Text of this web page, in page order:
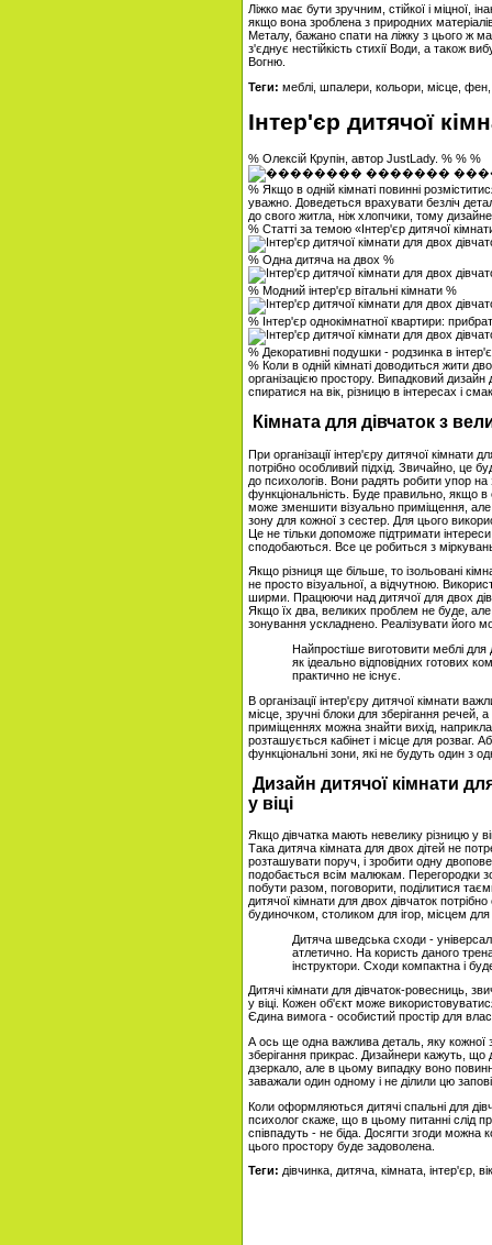
Ліжко має бути зручним, стійкої і міцної,
якщо вона зроблена з природних
Металу, бажано спати на ліжку з цього ж
з'єднує нестійкість стихії Води, а також
Вогню.
Теги: меблі, шпалери, кольори, місце,
Інтер'єр дитячої
% Олексій Крупін, автор JustLady. % % %
% Якщо в одній кімнаті повинні
уважно. Доведеться врахувати безліч
до свого житла, ніж хлопчики, тому
% Статті за темою «Інтер'єр дитячої
% Одна дитяча на двох %
% Модний інтер'єр вітальні кімнати %
% Інтер'єр однокімнатної квартири:
% Декоративні подушки - родзинка в
% Коли в одній кімнаті доводиться жити
організацією простору. Випадковий
спиратися на вік, різницю в інтересах і
Кімната для дівчаток з
При організації інтер'єру дитячої кімнати
потрібно особливий підхід. Звичайно, це
до психологів. Вони радять робити упор
функціональність. Буде правильно, якщо в
може зменшити візуально приміщення, але
зону для кожної з сестер. Для цього
Це не тільки допоможе підтримати інтереси
сподобаються. Все це робиться з
Якщо різниця ще більше, то ізольовані
не просто візуальної, а відчутною.
ширми. Працюючи над дитячої для двох
Якщо їх два, великих проблем не буде, але
зонування ускладнено. Реалізувати його
Найпростіше виготовити меблі для
як ідеально відповідних готових
практично не існує.
В організації інтер'єру дитячої кімнати
місце, зручні блоки для зберігання речей,
приміщеннях можна знайти вихід,
розташується кабінет і місце для розваг.
функціональні зони, які не будуть один з
Дизайн дитячої кімнати
у віці
Якщо дівчатка мають невелику різницю у
Така дитяча кімната для двох дітей не
розташувати поруч, і зробити одну
подобається всім малюкам. Перегородки
побути разом, поговорити, поділитися
дитячої кімнати для двох дівчаток
будиночком, столиком для ігор, місцем
Дитяча шведська сходи -
атлетично. На користь даного
інструктори. Сходи компактна і
Дитячі кімнати для дівчаток-ровесниць,
у віці. Кожен об'єкт може
Єдина вимога - особистий простір для
А ось ще одна важлива деталь, яку кожної
зберігання прикрас. Дизайнери кажуть, що
дзеркало, але в цьому випадку воно
заважали один одному і не ділили цю
Коли оформляються дитячі спальні для
психолог скаже, що в цьому питанні слід
співпадуть - не біда. Досягти згоди можна
цього простору буде задоволена.
Теги: дівчинка, дитяча, кімната, інтер'єр, вік